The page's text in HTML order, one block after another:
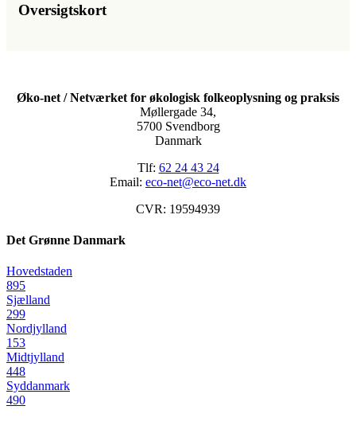
Oversigtskort
Øko-net / Netværket for økologisk folkeoplysning og praksis
Møllergade 34,
5700 Svendborg
Danmark
Tlf: 62 24 43 24
Email: eco-net@eco-net.dk
CVR: 19594939
Det Grønne Danmark
Hovedstaden
895
Sjælland
299
Nordjylland
153
Midtjylland
448
Syddanmark
490